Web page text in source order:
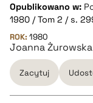
CZYSTY TEKST
pobierz cytat
BIBTEX
Opublikowano w:
1980 / Tom 2 / s.
ROK: 1980
Joanna Żurowska
Zacytuj